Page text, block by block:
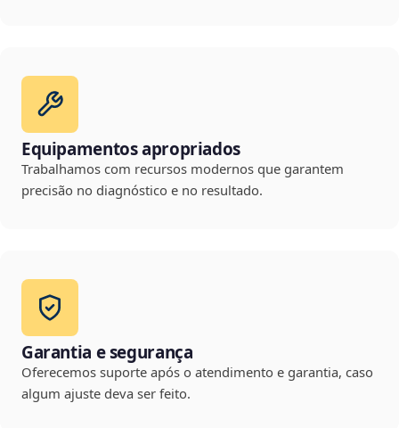
Equipamentos apropriados
Trabalhamos com recursos modernos que garantem
precisão no diagnóstico e no resultado.
Garantia e segurança
Oferecemos suporte após o atendimento e garantia, caso
algum ajuste deva ser feito.